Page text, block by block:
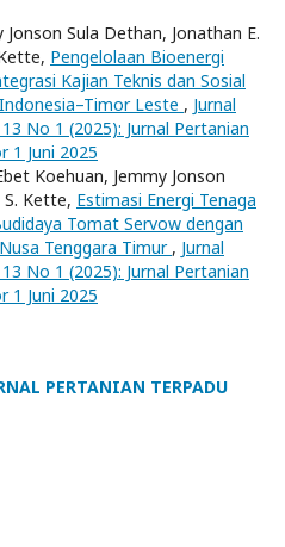
Jonson Sula Dethan, Jonathan E.
Pengelolaan Bioenergi
Kajian Teknis dan Sosial
Leste , Jurnal
No 1 (2025): Jurnal Pertanian
1 Juni 2025
Koehuan, Jemmy Jonson
S. Kette, Estimasi Energi Tenaga
Tomat Servow dengan
Tenggara Timur , Jurnal
No 1 (2025): Jurnal Pertanian
1 Juni 2025
PERTANIAN TERPADU